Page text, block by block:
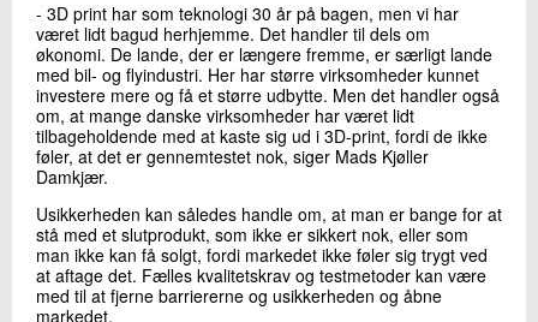
- 3D print har som teknologi 30 år på bagen, men vi har
været lidt bagud herhjemme. Det handler til dels om
økonomi. De lande, der er længere fremme, er særligt lande
med bil- og flyindustri. Her har større virksomheder kunnet
investere mere og få et større udbytte. Men det handler også
om, at mange danske virksomheder har været lidt
tilbageholdende med at kaste sig ud i 3D-print, fordi de ikke
føler, at det er gennemtestet nok, siger Mads Kjøller
Damkjær.
Usikkerheden kan således handle om, at man er bange for at
stå med et slutprodukt, som ikke er sikkert nok, eller som
man ikke kan få solgt, fordi markedet ikke føler sig trygt ved
at aftage det. Fælles kvalitetskrav og testmetoder kan være
med til at fjerne barriererne og usikkerheden og åbne
markedet.